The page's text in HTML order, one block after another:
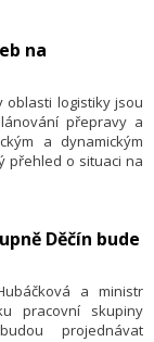
přístavišť na vodní
vodních cest ČR
na
oblasti logistiky jsou
přepravy a
a dynamickým
přehled o situaci na
prostředí, které
Služby. Systém
Děčín bude
a ministr
pracovní skupiny
projednávat